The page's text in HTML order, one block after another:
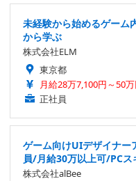
未経験から始めるゲーム
から学ぶ
株式会社ELM
東京都
月給28万7,100円～50
正社員
ゲーム向けUIデザイナー
員/月給30万以上可/PC
株式会社alBee